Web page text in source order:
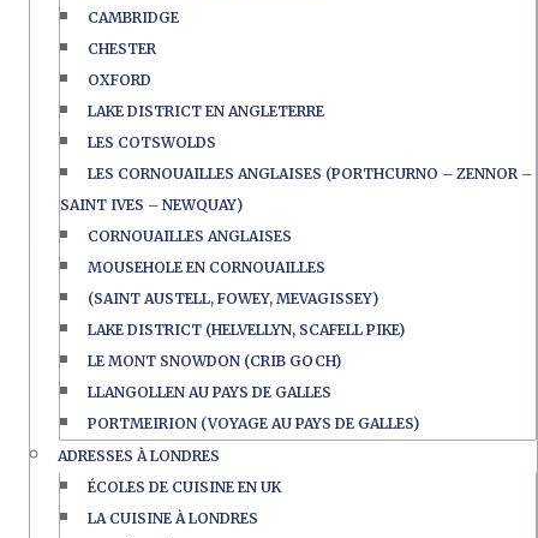
CAMBRIDGE
CHESTER
OXFORD
LAKE DISTRICT EN ANGLETERRE
LES COTSWOLDS
LES CORNOUAILLES ANGLAISES (PORTHCURNO – ZENNOR –
SAINT IVES – NEWQUAY)
CORNOUAILLES ANGLAISES
MOUSEHOLE EN CORNOUAILLES
(SAINT AUSTELL, FOWEY, MEVAGISSEY)
LAKE DISTRICT (HELVELLYN, SCAFELL PIKE)
LE MONT SNOWDON (CRIB GOCH)
LLANGOLLEN AU PAYS DE GALLES
PORTMEIRION (VOYAGE AU PAYS DE GALLES)
ADRESSES À LONDRES
ÉCOLES DE CUISINE EN UK
LA CUISINE À LONDRES